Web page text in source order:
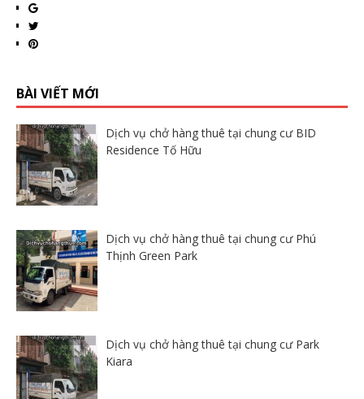
BÀI VIẾT MỚI
Dịch vụ chở hàng thuê tại chung cư BID
Residence Tố Hữu
Dịch vụ chở hàng thuê tại chung cư Phú
Thịnh Green Park
Dịch vụ chở hàng thuê tại chung cư Park
Kiara